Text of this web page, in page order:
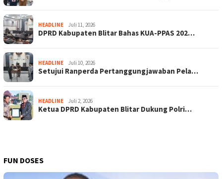
HEADLINE Juli 11, 2026
DPRD Kabupaten Blitar Bahas KUA-PPAS 202…
HEADLINE Juli 10, 2026
Setujui Ranperda Pertanggungjawaban Pela…
HEADLINE Juli 2, 2026
Ketua DPRD Kabupaten Blitar Dukung Polri…
FUN DOSES